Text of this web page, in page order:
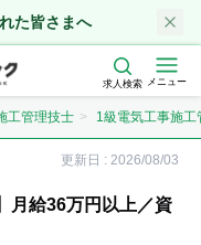
た皆さまへ
求人検索 メニュー
工管理技士 1級電気工事施
更新日 : 2026/08/03
月給36万円以上／資